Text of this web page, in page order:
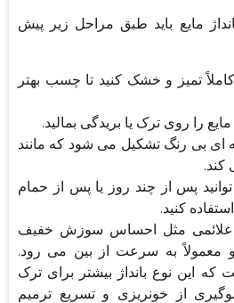
مایع باید طبق مراحل زیر پیش
تمیز و خشک کنید تا چسب بهتر
را روی ترک یا بریدگی بمالید.
ای بی رنگ تشکیل می شود که مانند
پس از چند روز یا پس از حمام
کنید.
علائمی مثل احساس سوزش خفیف
و معمولاً به سرعت از بین می رود.
که این نوع بانداژ بیشتر برای ترک
از خونریزی و تسریع ترمیم